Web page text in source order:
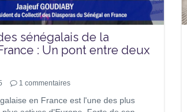
sénégalais de la
: Un pont entre deux
1 commentaires
en France est l'une des plus